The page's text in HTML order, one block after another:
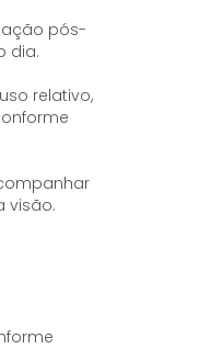
pós-
dia.
relativo,
visão.